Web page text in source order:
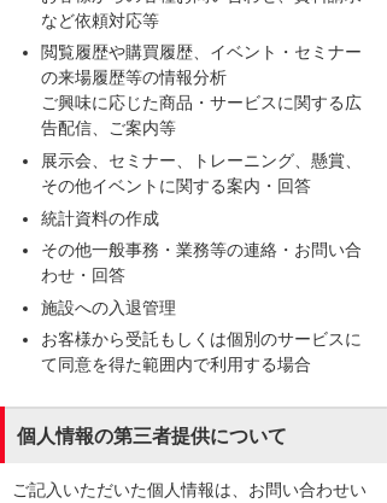
など依頼対応等
閲覧履歴や購買履歴、イベント・セミナー
の来場履歴等の情報分析
ご興味に応じた商品・サービスに関する広
告配信、ご案内等
展示会、セミナー、トレーニング、懸賞、
その他イベントに関する案内・回答
統計資料の作成
その他一般事務・業務等の連絡・お問い合
わせ・回答
施設への入退管理
お客様から受託もしくは個別のサービスに
て同意を得た範囲内で利用する場合
個人情報の第三者提供について
ご記入いただいた個人情報は、お問い合わせい